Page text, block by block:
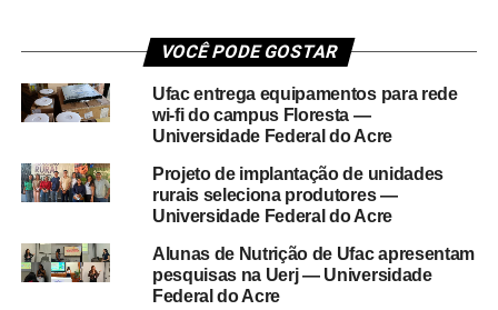
VOCÊ PODE GOSTAR
Ufac entrega equipamentos para rede
wi-fi do campus Floresta —
Universidade Federal do Acre
Projeto de implantação de unidades
rurais seleciona produtores —
Universidade Federal do Acre
Alunas de Nutrição de Ufac apresentam
pesquisas na Uerj — Universidade
Federal do Acre